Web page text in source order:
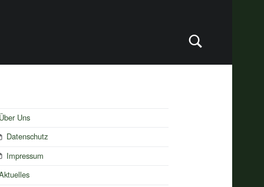
Über Uns
Datenschutz
Impressum